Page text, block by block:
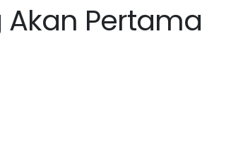
Pertama